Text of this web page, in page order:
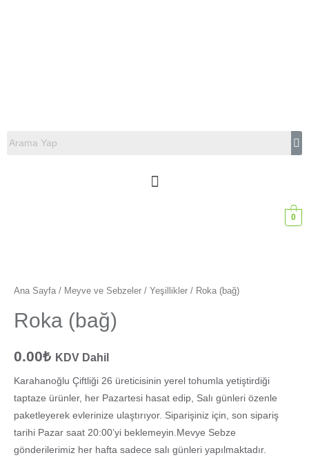
0
Ana Sayfa / Meyve ve Sebzeler / Yeşillikler / Roka (bağ)
Roka (bağ)
0.00₺ KDV Dahil
Karahanoğlu Çiftliği 26 üreticisinin yerel tohumla yetiştirdiği
taptaze ürünler, her Pazartesi hasat edip, Salı günleri özenle
paketleyerek evlerinize ulaştırıyor. Siparişiniz için, son sipariş
tarihi Pazar saat 20:00’yi beklemeyin.Mevye Sebze
gönderilerimiz her hafta sadece salı günleri yapılmaktadır.